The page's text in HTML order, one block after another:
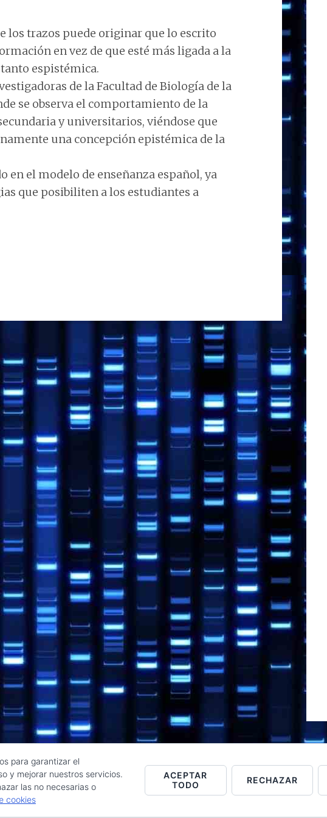
los trazos puede originar que lo escrito
en vez de que esté más ligada a la
espistémica.
de la Facultad de Biología de la
se observa el comportamiento de la
y universitarios, viéndose que
una concepción epistémica de la
en el modelo de enseñanza español, ya
que posibiliten a los estudiantes a
Raúl de la Puente - Derechos reservados© 2026 · Acceder
para garantizar el
y mejorar nuestros servicios.
las no necesarias o
cookies
ACEPTAR
TODO
RECHAZAR